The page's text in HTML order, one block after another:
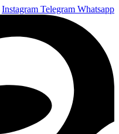
Instagram Telegram Whatsapp